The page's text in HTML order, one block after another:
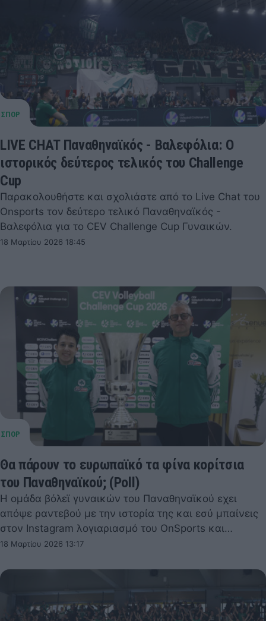
LIVE CHAT Παναθηναϊκός - Βαλεφόλια: Ο
ιστορικός δεύτερος τελικός του Challenge
Cup
Παρακολουθήστε και σχολιάστε από το Live Chat του
Onsports τον δεύτερο τελικό Παναθηναϊκός -
Βαλεφόλια για το CEV Challenge Cup Γυναικών.
18 Μαρτίου 2026 18:45
Θα πάρουν το ευρωπαϊκό τα φίνα κορίτσια
του Παναθηναϊκού; (Poll)
Η ομάδα βόλεϊ γυναικών του Παναθηναϊκού εχει
απόψε ραντεβού με την ιστορία της και εσύ μπαίνεις
στον Instagram λογιαριασμό του OnSports και…
18 Μαρτίου 2026 13:17